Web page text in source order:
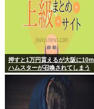
押すと1万円貰えるが大阪に10m
ハムスターが召喚されてしまう
ボタン